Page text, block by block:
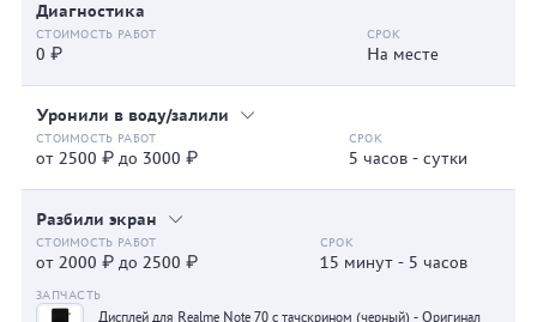
Диагностика
0 ₽ На месте
Уронили в воду/залили
от 2500 ₽ до 3000 ₽ 5 часов - сутки
Разбили экран
от 2000 ₽ до 2500 ₽ 15 минут - 5 часов
Дисплей для Realme Note 70 с тачскрином (черный) - Оригинал